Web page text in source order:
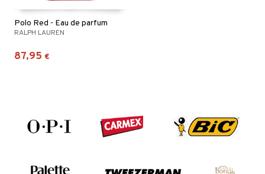
Polo Red - Eau de parfum
RALPH LAUREN
87,95 €